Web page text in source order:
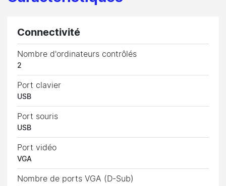
Connectivité
Nombre d'ordinateurs contrôlés
2
Port clavier
USB
Port souris
USB
Port vidéo
VGA
Nombre de ports VGA (D-Sub)